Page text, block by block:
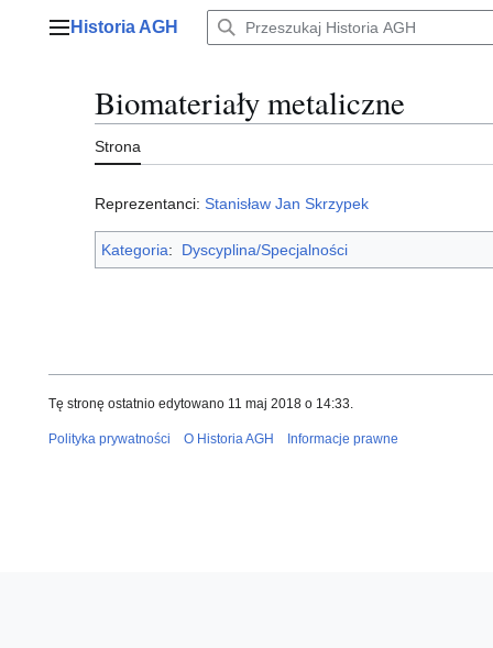
Menu główne
Historia AGH
Biomateriały metaliczne
Strona
Reprezentanci: Stanisław Jan Skrzypek
Kategoria: Dyscyplina/Specjalności
Tę stronę ostatnio edytowano 11 maj 2018 o 14:33.
Polityka prywatności O Historia AGH Informacje prawne